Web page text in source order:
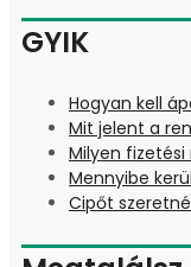
GYIK
Hogyan kell
Mit jelent a
Milyen
Mennyibe
Cipőt